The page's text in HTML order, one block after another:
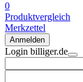
0
Produktvergleich
Merkzettel
Anmelden
Login billiger.de